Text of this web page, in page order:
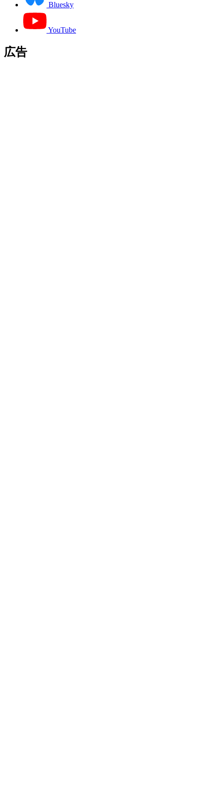
Bluesky
YouTube
広告